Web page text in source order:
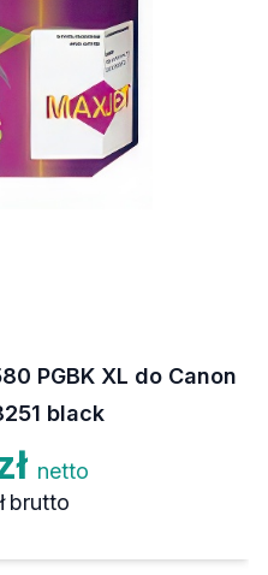
PGBK XL do Canon
black
netto
brutto